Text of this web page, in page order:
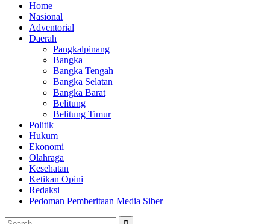
Home
Nasional
Adventorial
Daerah
Pangkalpinang
Bangka
Bangka Tengah
Bangka Selatan
Bangka Barat
Belitung
Belitung Timur
Politik
Hukum
Ekonomi
Olahraga
Kesehatan
Ketikan Opini
Redaksi
Pedoman Pemberitaan Media Siber